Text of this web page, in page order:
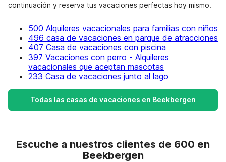
continuación y reserva tus vacaciones perfectas hoy mismo.
500 Alquileres vacacionales para familias con niños
496 casa de vacaciones en parque de atracciones
407 Casa de vacaciones con piscina
397 Vacaciones con perro - Alquileres
vacacionales que aceptan mascotas
233 Casa de vacaciones junto al lago
Todas las casas de vacaciones en Beekbergen
Escuche a nuestros clientes de 600 en
Beekbergen